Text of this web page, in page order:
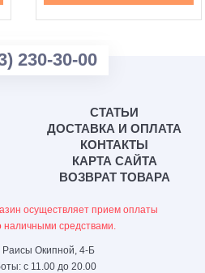
230-30-00
СТАТЬИ
ДОСТАВКА И ОПЛАТА
КОНТАКТЫ
КАРТА САЙТА
ВОЗВРАТ ТОВАРА
осуществляет прием оплаты
наличными средствами.
Раисы Окипной, 4-Б
с 11.00 до 20.00